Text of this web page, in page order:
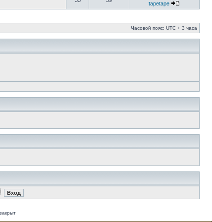
tapetape
Часовой пояс: UTC + 3 часа